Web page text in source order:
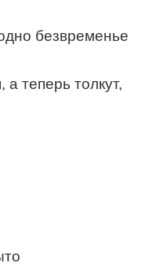
безвременье
теперь толкут,